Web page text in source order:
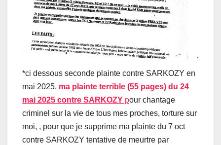
*ci dessous seconde plainte contre SARKOZY en
mai 2025, ma plainte terrible (55 pages) du 24
mai 2025 contre SARKOZY pour chantage
criminel sur la vie de tous mes proches, torture sur
moi, , pour que je supprime ma plainte du 7 oct
contre SARKOZY tentative de meurtre par